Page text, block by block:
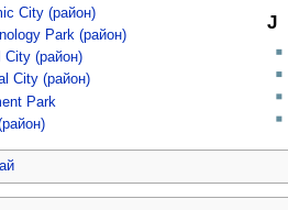
City (район)
Park (район)
City (район)
City (район)
Park
J